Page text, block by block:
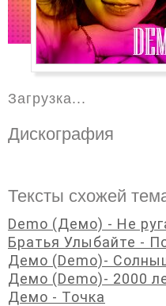
Загрузка...
Дискография
Тексты схожей
Demo (Демо) - Не
Братья Улыбайте -
Демо (Demo)-
Демо (Demo)- 2000
Демо - Точка